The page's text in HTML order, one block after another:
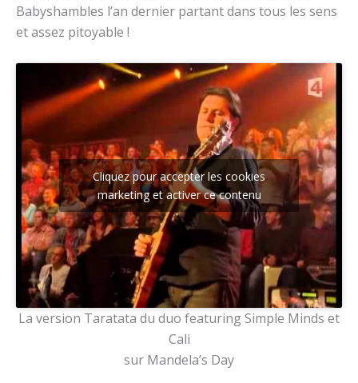
Babyshambles l’an dernier partant dans tous les sens
et assez pitoyable !
Cliquez pour accepter les cookies
marketing et activer ce contenu
La version Taratata du duo featuring Simple Minds et
Cali
sur Mandela’s Day